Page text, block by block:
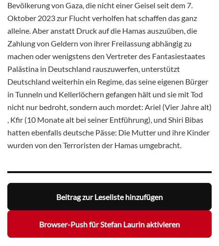
Bevölkerung von Gaza, die nicht einer Geisel seit dem 7.
Oktober 2023 zur Flucht verholfen hat schaffen das ganz
alleine. Aber anstatt Druck auf die Hamas auszuüben, die
Zahlung von Geldern von ihrer Freilassung abhängig zu
machen oder wenigstens den Vertreter des Fantasiestaates
Palästina in Deutschland rauszuwerfen, unterstützt
Deutschland weiterhin ein Regime, das seine eigenen Bürger
in Tunneln und Kellerlöchern gefangen hält und sie mit Tod
nicht nur bedroht, sondern auch mordet: Ariel (Vier Jahre alt)
, Kfir (10 Monate alt bei seiner Entführung), und Shiri Bibas
hatten ebenfalls deutsche Pässe: Die Mutter und ihre Kinder
wurden von den Terroristen der Hamas umgebracht.
Beitrag zur Leseliste hinzufügen
Browser-Push für Stefan Laurin aktivieren